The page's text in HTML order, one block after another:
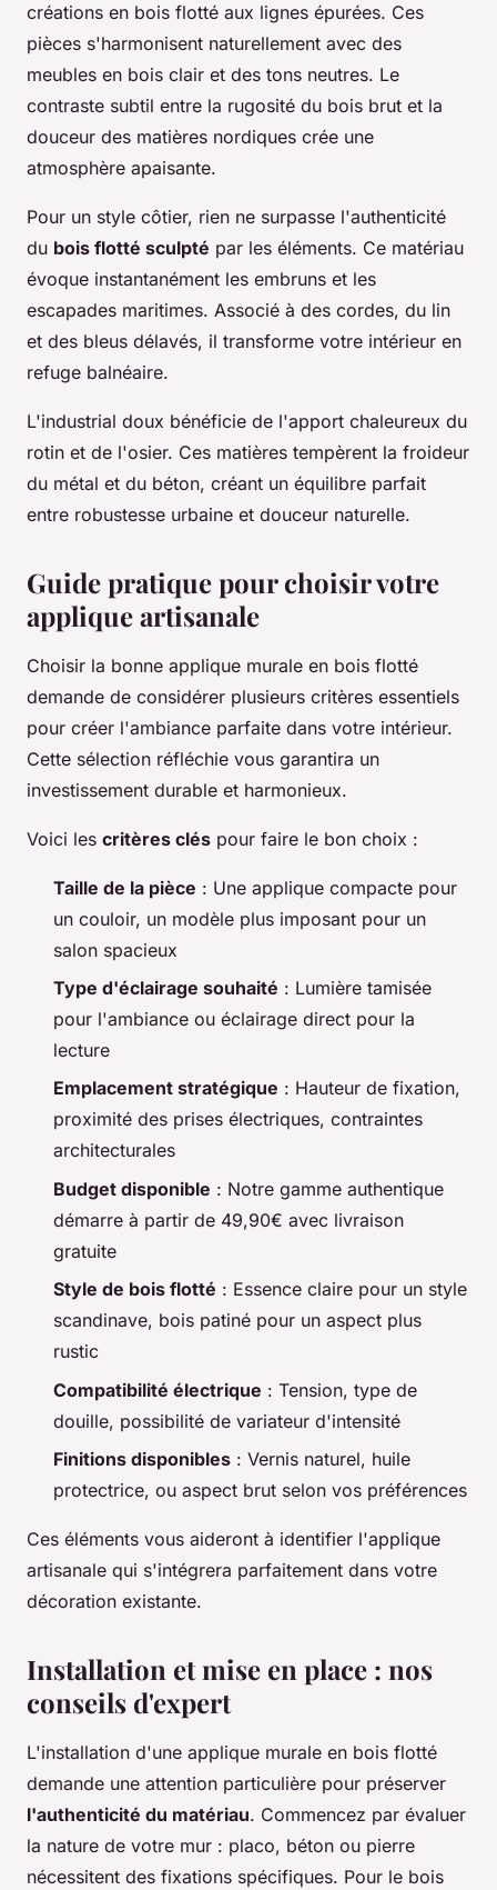
créations en bois flotté aux lignes épurées. Ces
pièces s'harmonisent naturellement avec des
meubles en bois clair et des tons neutres. Le
contraste subtil entre la rugosité du bois brut et la
douceur des matières nordiques crée une
atmosphère apaisante.
Pour un style côtier, rien ne surpasse l'authenticité
du bois flotté sculpté par les éléments. Ce matériau
évoque instantanément les embruns et les
escapades maritimes. Associé à des cordes, du lin
et des bleus délavés, il transforme votre intérieur en
refuge balnéaire.
L'industrial doux bénéficie de l'apport chaleureux du
rotin et de l'osier. Ces matières tempèrent la froideur
du métal et du béton, créant un équilibre parfait
entre robustesse urbaine et douceur naturelle.
Guide pratique pour choisir votre
applique artisanale
Choisir la bonne applique murale en bois flotté
demande de considérer plusieurs critères essentiels
pour créer l'ambiance parfaite dans votre intérieur.
Cette sélection réfléchie vous garantira un
investissement durable et harmonieux.
Voici les critères clés pour faire le bon choix :
Taille de la pièce : Une applique compacte pour
un couloir, un modèle plus imposant pour un
salon spacieux
Type d'éclairage souhaité : Lumière tamisée
pour l'ambiance ou éclairage direct pour la
lecture
Emplacement stratégique : Hauteur de fixation,
proximité des prises électriques, contraintes
architecturales
Budget disponible : Notre gamme authentique
démarre à partir de 49,90€ avec livraison
gratuite
Style de bois flotté : Essence claire pour un style
scandinave, bois patiné pour un aspect plus
rustic
Compatibilité électrique : Tension, type de
douille, possibilité de variateur d'intensité
Finitions disponibles : Vernis naturel, huile
protectrice, ou aspect brut selon vos préférences
Ces éléments vous aideront à identifier l'applique
artisanale qui s'intégrera parfaitement dans votre
décoration existante.
Installation et mise en place : nos
conseils d'expert
L'installation d'une applique murale en bois flotté
demande une attention particulière pour préserver
l'authenticité du matériau. Commencez par évaluer
la nature de votre mur : placo, béton ou pierre
nécessitent des fixations spécifiques. Pour le bois